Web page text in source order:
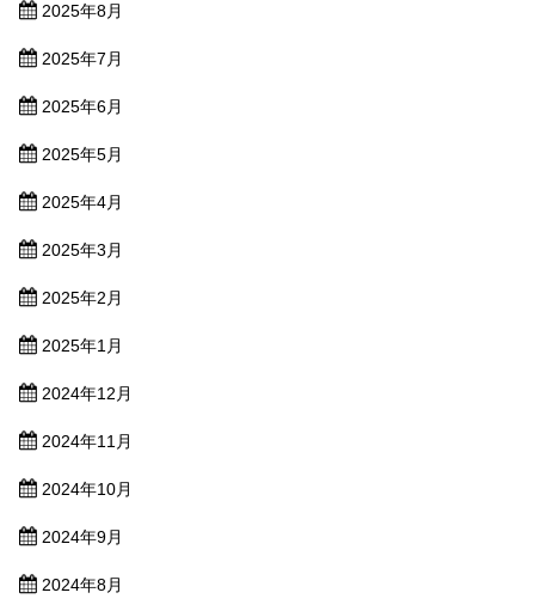
2025年8月
2025年7月
2025年6月
2025年5月
2025年4月
2025年3月
2025年2月
2025年1月
2024年12月
2024年11月
2024年10月
2024年9月
2024年8月